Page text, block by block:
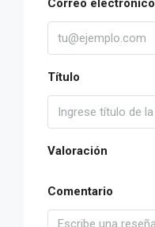
Correo electrónico
Título
Valoración
Comentario